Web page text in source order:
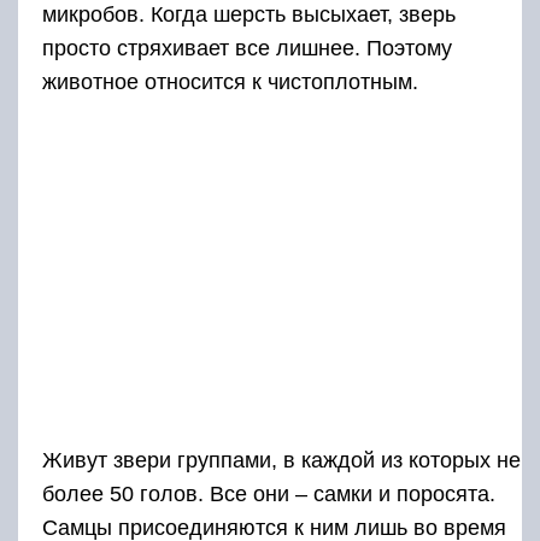
микробов. Когда шерсть высыхает, зверь
просто стряхивает все лишнее. Поэтому
животное относится к чистоплотным.
Живут звери группами, в каждой из которых не
более 50 голов. Все они – самки и поросята.
Самцы присоединяются к ним лишь во время